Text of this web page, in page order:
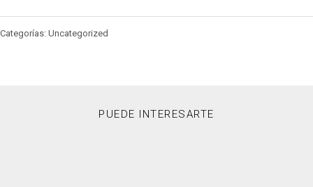
Categorías: Uncategorized
PUEDE INTERESARTE